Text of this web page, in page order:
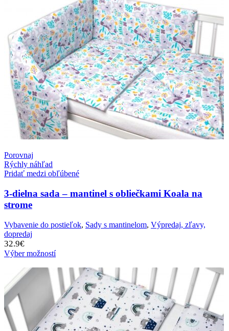
Porovnaj
Rýchly náhľad
Pridať medzi obľúbené
3-dielna sada – mantinel s obliečkami Koala na
strome
Vybavenie do postieľok, Sady s mantinelom, Výpredaj, zľavy,
dopredaj
32.9€
Výber možností